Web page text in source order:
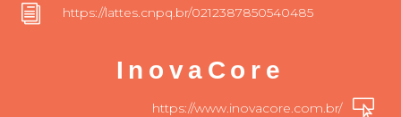
i https://lattes.cnpq.br/0212387850540485
InovaCore

https://www.inovacore.com.br/